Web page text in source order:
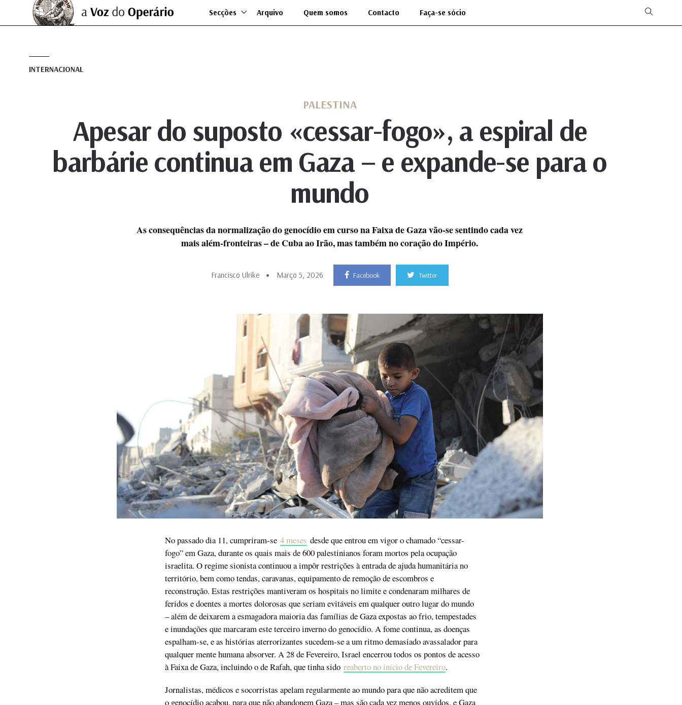
Secções Arquivo Quem somos Contacto Faça-se sócio
INTERNACIONAL
PALESTINA
Apesar do suposto «cessar-fogo», a espiral de
barbárie continua em Gaza – e expande-se para o
mundo
As consequências da normalização do genocídio em curso na Faixa de Gaza vão-se sentindo cada vez
mais além-fronteiras – de Cuba ao Irão, mas também no coração do Império.
Francisco Ulrike Março 5, 2026 Facebook Twitter
No passado dia 11, cumpriram-se 4 meses desde que entrou em vigor o chamado “cessar-
fogo” em Gaza, durante os quais mais de 600 palestinianos foram mortos pela ocupação
israelita. O regime sionista continuou a impôr restrições à entrada de ajuda humanitária no
território, bem como tendas, caravanas, equipamento de remoção de escombros e
reconstrução. Estas restrições mantiveram os hospitais no limite e condenaram milhares de
feridos e doentes a mortes dolorosas que seriam evitáveis em qualquer outro lugar do mundo
– além de deixarem a esmagadora maioria das famílias de Gaza expostas ao frio, tempestades
e inundações que marcaram este terceiro inverno do genocídio. A fome continua, as doenças
espalham-se, e as histórias aterrorizantes sucedem-se a um ritmo demasiado avassalador para
qualquer mente humana absorver. A 28 de Fevereiro, Israel encerrou todos os pontos de acesso
à Faixa de Gaza, incluindo o de Rafah, que tinha sido reaberto no início de Fevereiro.
Jornalistas, médicos e socorristas apelam regularmente ao mundo para que não acreditem que
o genocídio acabou, para que não abandonem Gaza – mas são cada vez menos ouvidos, e Gaza